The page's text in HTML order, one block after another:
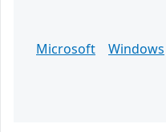
Microsoft
Windows